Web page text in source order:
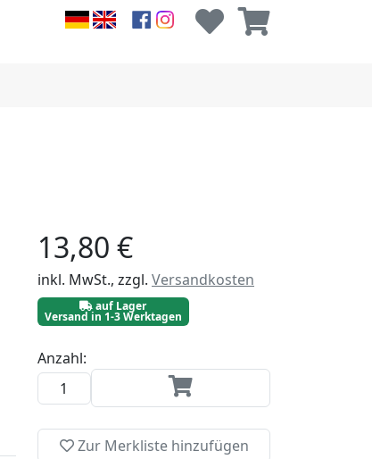
13,80 €
inkl. MwSt., zzgl. Versandkosten
auf Lager
Versand in 1-3 Werktagen
Anzahl:
Zur Merkliste hinzufügen